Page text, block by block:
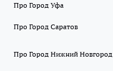
Про Город Уфа
Про Город Саратов
Про Город Нижний Новгород